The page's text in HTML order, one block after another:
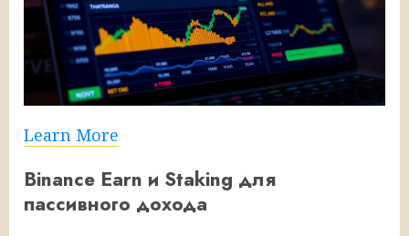
Learn More
Binance Earn и Staking для
пассивного дохода